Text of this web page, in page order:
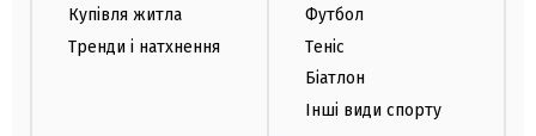
Купівля житла
Тренди і натхнення
Футбол
Теніс
Біатлон
Інші види спорту